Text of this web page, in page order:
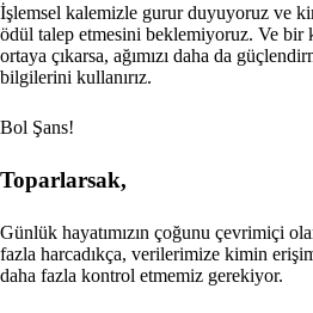
İşlemsel kalemizle gurur duyuyoruz ve
ödül talep etmesini beklemiyoruz. Ve bir
ortaya çıkarsa, ağımızı daha da
bilgilerini kullanırız.
Bol Şans!
Toparlarsak,
Günlük hayatımızın çoğunu çevrimiçi
fazla harcadıkça, verilerimize kimin
daha fazla kontrol etmemiz gerekiyor.